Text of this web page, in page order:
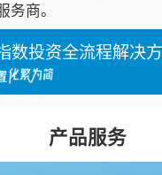
务商。
数投资全流程解决
产品服务